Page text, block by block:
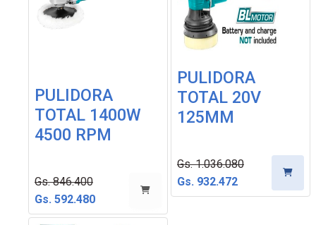
PULIDORA
TOTAL 1400W
4500 RPM
Gs. 846.400
Gs. 592.480
PULIDORA
TOTAL 20V
125MM
Gs. 1.036.080
Gs. 932.472